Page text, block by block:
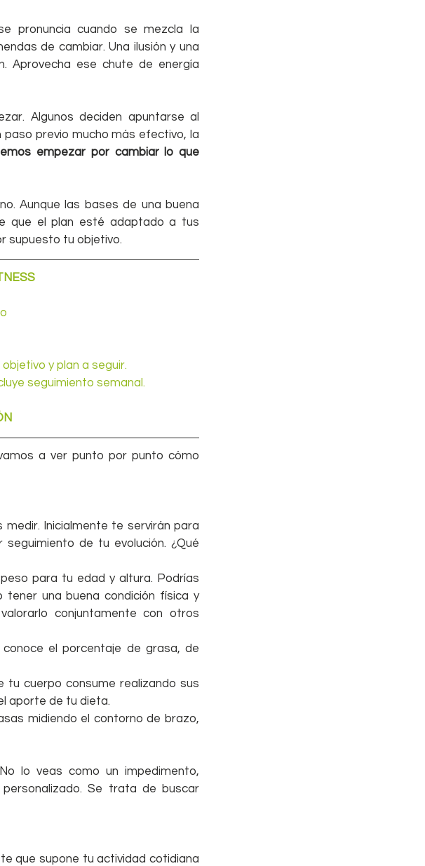
pronuncia cuando se mezcla la
de cambiar. Una ilusión y una
Aprovecha ese chute de energía
Algunos deciden apuntarse al
paso previo mucho más efectivo, la
empezar por cambiar lo que
Aunque las bases de una buena
que el plan esté adaptado a tus
supuesto tu objetivo.
y plan a seguir.
seguimiento semanal.
a ver punto por punto cómo
Inicialmente te servirán para
de tu evolución. ¿Qué
para tu edad y altura. Podrías
una buena condición física y
conjuntamente con otros
el porcentaje de grasa, de
tu cuerpo consume realizando sus
aporte de tu dieta.
midiendo el contorno de brazo,
lo veas como un impedimento,
Se trata de buscar
que supone tu actividad cotidiana